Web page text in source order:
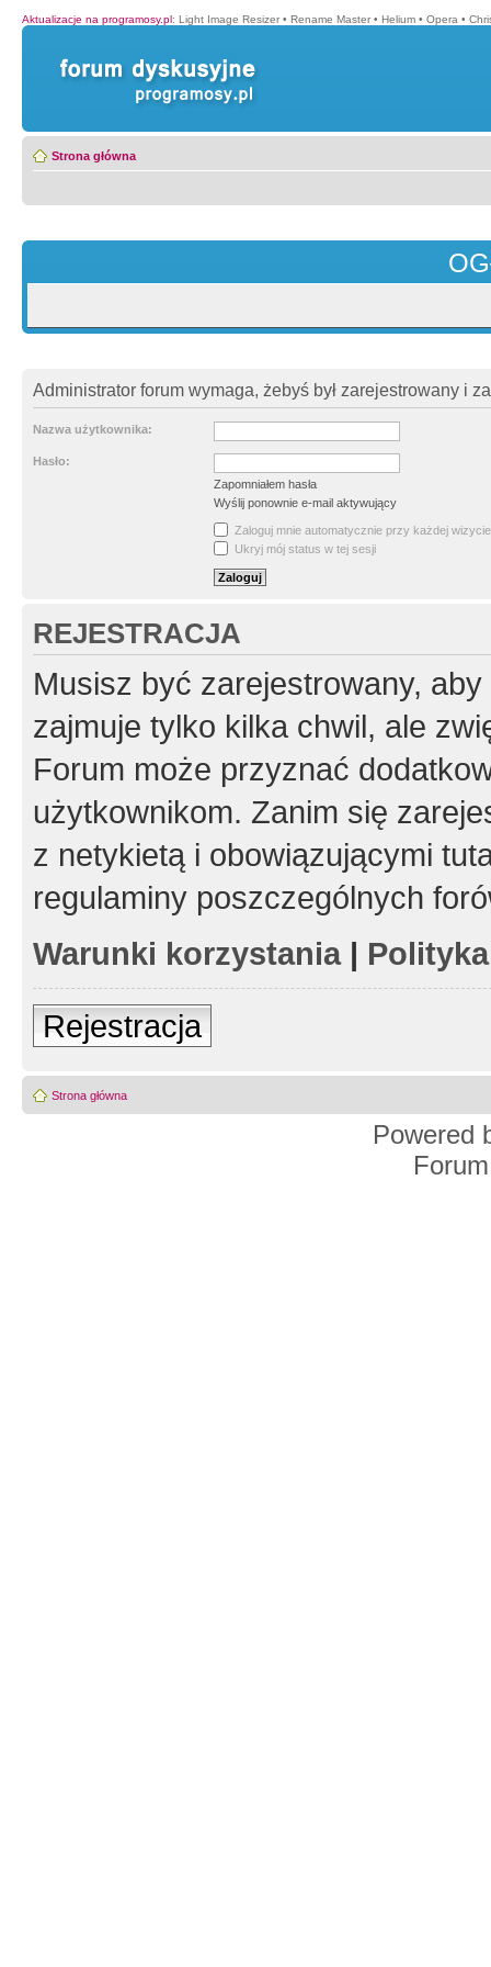
Aktualizacje na programosy.pl: Light Image Resizer • Rename Master • Helium • Opera •
Strona główna
Administrator forum wymaga, żebyś był zarejestrowany i
Nazwa użytkownika:
Hasło:
Zapomniałem hasła
Wyślij ponownie e-mail aktywujący
Zaloguj mnie automatycznie przy każdej wizycie
Ukryj mój status w tej sesji
REJESTRACJA
Musisz być zarejestrowany,
zajmuje tylko kilka chwil, ale
Forum może przyznać
użytkownikom. Zanim się
z netykietą i obowiązującymi
regulaminy poszczególnych
Warunki korzystania|
Rejestracja
Strona główna
Powered